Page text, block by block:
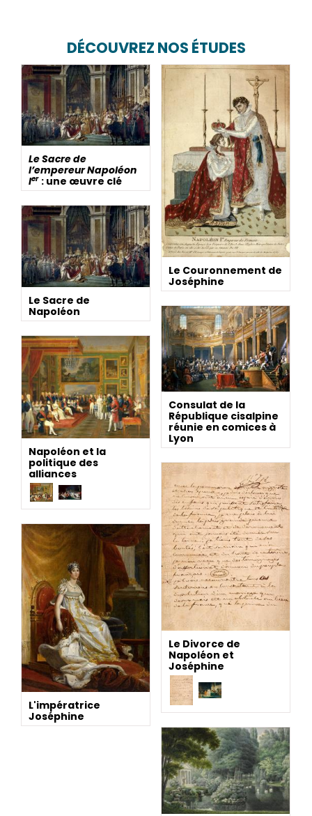
DÉCOUVREZ NOS ÉTUDES
Le Sacre de
l’empereur Napoléon
Ier : une œuvre clé
Le Couronnement de
Joséphine
Le Sacre de
Napoléon
Consulat de la
République cisalpine
réunie en comices à
Lyon
Napoléon et la
politique des
alliances
Le Divorce de
Napoléon et
Joséphine
L'impératrice
Joséphine